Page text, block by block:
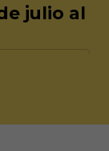
julio al